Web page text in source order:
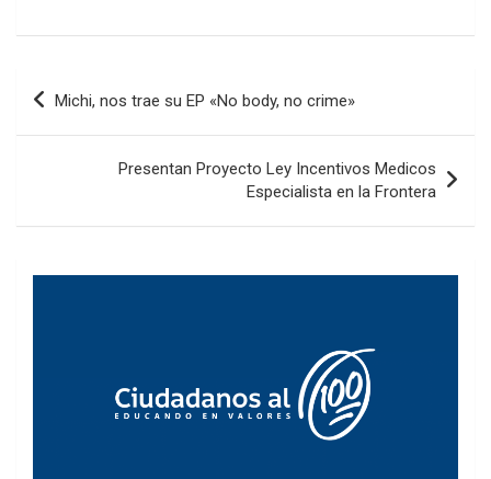
Navegación
de
Michi, nos trae su EP «No body, no crime»
Presentan Proyecto Ley Incentivos Medicos
Especialista en la Frontera